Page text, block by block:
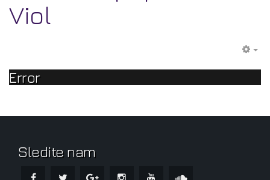
Viol
Error
Sledite nam